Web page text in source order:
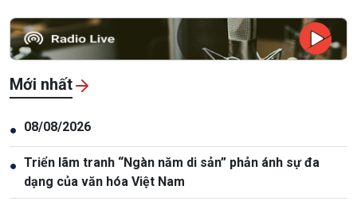
Mới nhất
● 08/08/2026
● Triển lãm tranh “Ngàn năm di sản” phản ánh sự đa
dạng của văn hóa Việt Nam